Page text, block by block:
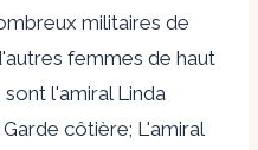
militaires de
femmes de haut
l'amiral Linda
côtière; L'amiral